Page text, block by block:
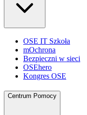
OSE IT Szkoła
mOchrona
Bezpieczni w sieci
OSEhero
Kongres OSE
Centrum Pomocy